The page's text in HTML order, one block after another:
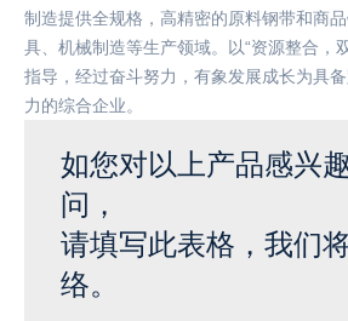
制造提供全规格，高精密的原料钢带和商
具、机械制造等生产领域。以“资源整合，
指导，经过奋斗努力，有象发展成长为具
力的综合企业。
如您对以上产品感兴
问，
请填写此表格，我们
络。